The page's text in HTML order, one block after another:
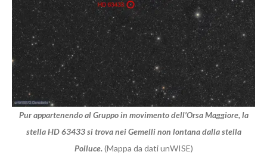
Pur appartenendo al Gruppo in movimento dell’Orsa Maggiore, la
stella HD 63433 si trova nei Gemelli non lontana dalla stella
Polluce.(Mappa da dati unWISE)